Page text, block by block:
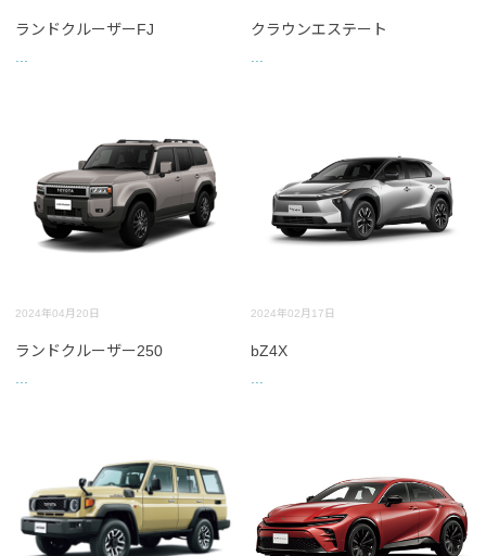
ランドクルーザーFJ
クラウンエステート
2024年04月20日
ランドクルーザー250
2024年02月17日
bZ4X